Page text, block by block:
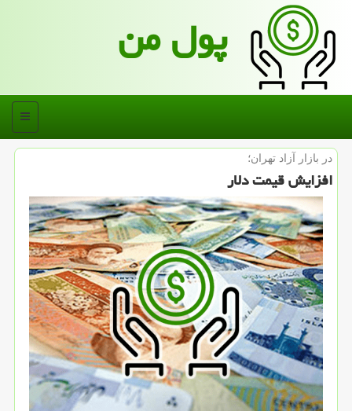
پول من
منو
در بازار آزاد تهران؛
افزایش قیمت دلار